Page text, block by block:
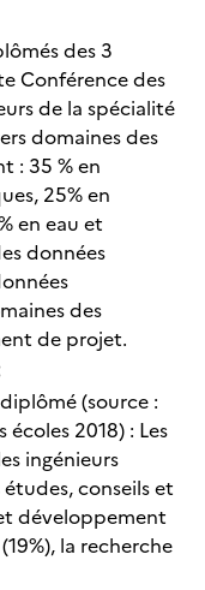
des 3
Conférence des
de la spécialité
domaines des
: 35 % en
25% en
en eau et
données
des
de projet.
(source :
2018) : Les
ingénieurs
conseils et
développement
la recherche